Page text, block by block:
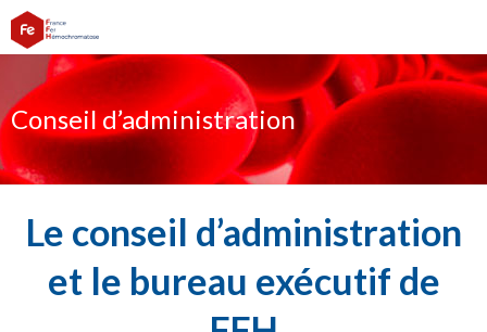
Conseil d’administration
Le conseil d’administration
et le bureau exécutif de